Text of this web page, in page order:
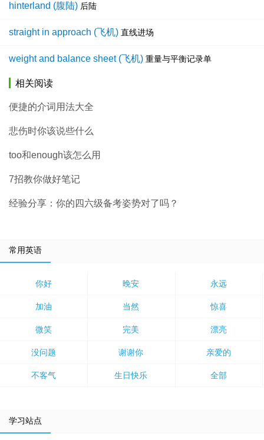
hinterland (腹陆) 后陆
straight in approach (飞机) 直线进场
weight and balance sheet (飞机) 重量与平衡记录单
相关阅读
便捷的介词用法大全
悲伤时你该说些什么
too和enough该怎么用
7招教你做好笔记
经验分享：你的四六级备考姿势对了吗？
常用英语
你好 晚安 永远
加油 当然 惊喜
微笑 完美 漂亮
没问题 谢谢你 亲爱的
不客气 生日快乐 全部
学习站点